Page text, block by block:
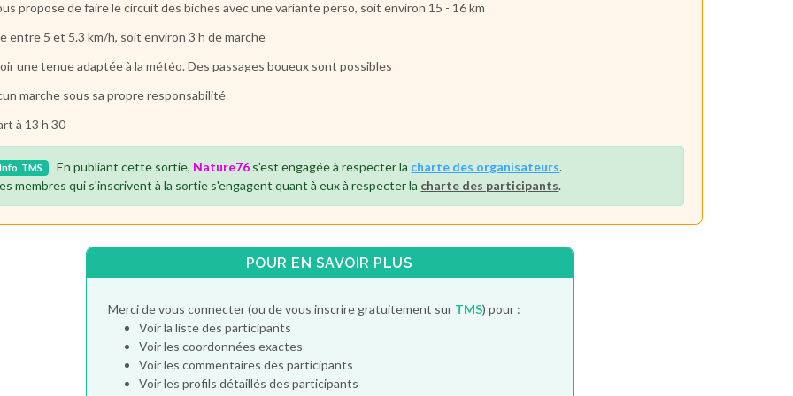
propose de faire le circuit des biches avec une variante perso, soit environ 15 - 16 km
entre 5 et 5.3 km/h, soit environ 3 h de marche
une tenue adaptée à la météo. Des passages boueux sont possibles
marche sous sa propre responsabilité
à 13 h 30
Info TMS En publiant cette sortie, Nature76 s'est engagée à respecter la charte des organisateurs.
membres qui s'inscrivent à la sortie s'engagent quant à eux à respecter la charte des participants.
POUR EN SAVOIR PLUS
Merci de vous connecter (ou de vous inscrire gratuitement sur TMS) pour :
Voir la liste des participants
Voir les coordonnées exactes
Voir les commentaires des participants
Voir les profils détaillés des participants